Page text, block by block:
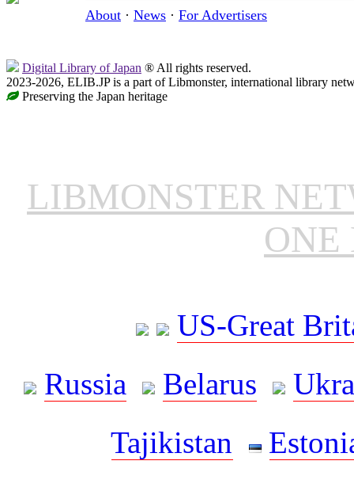
About · News · For Advertisers
Digital Library of Japan ® All rights reserved.
2023-2026, ELIB.JP is a part of Libmonster, international library
Preserving the Japan heritage
LIBMONSTER
ONE
US-Great
Russia
Belarus
Tajikistan